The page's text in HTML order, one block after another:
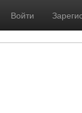
Войти